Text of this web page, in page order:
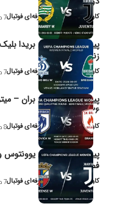
کاوه نیک‌فر، تحلیل‌گر حرفه‌ای فوتبال7 دقیقه
زنان یوفا
کاوه نیک‌فر، تحلیل‌گر حرفه‌ای فوتبال7 دقیقه
پیش‌بینی و تحلیل بران –
۲۰۲۶
کاوه نیک‌فر، تحلیل‌گر حرفه‌ای فوتبال8 دقیقه
پیش‌بینی و تحلیل یوونتوس و
فصل ۲۰۲۶
کاوه نیک‌فر، تحلیل‌گر حرفه‌ای فوتبال7 دقیقه